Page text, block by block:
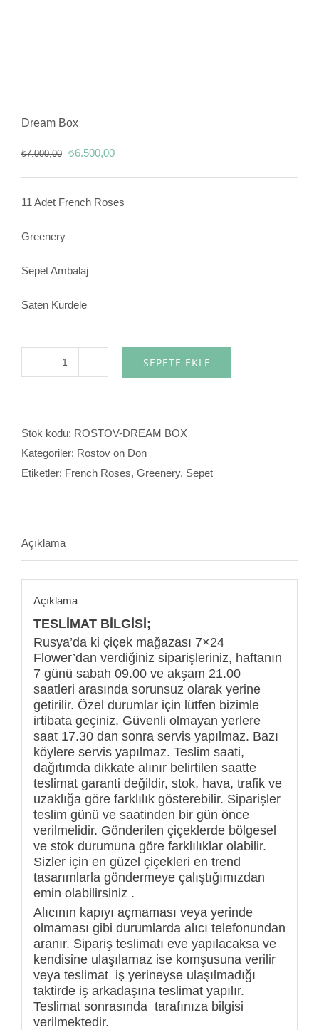
Dream Box
₺7.000,00 Orijinal
₺6.500,00Şu
11 Adet French Roses
Greenery
Sepet Ambalaj
Saten Kurdele
SEPETE EKLE
Stok kodu: ROSTOV-DREAM BOX
Kategoriler: Rostov on Don
Etiketler: French Roses, Greenery, Sepet
Açıklama
Açıklama
TESLİMAT BİLGİSİ;
Rusya’da ki çiçek mağazası 7×24
Flower’dan verdiğiniz siparişleriniz, haftanın
7 günü sabah 09.00 ve akşam 21.00
saatleri arasında sorunsuz olarak yerine
getirilir. Özel durumlar için lütfen bizimle
irtibata geçiniz. Güvenli olmayan yerlere
saat 17.30 dan sonra servis yapılmaz. Bazı
köylere servis yapılmaz. Teslim saati,
dağıtımda dikkate alınır belirtilen saatte
teslimat garanti değildir, stok, hava, trafik ve
uzaklığa göre farklılık gösterebilir. Siparişler
teslim günü ve saatinden bir gün önce
verilmelidir. Gönderilen çiçeklerde bölgesel
ve stok durumuna göre farklılıklar olabilir.
Sizler için en güzel çiçekleri en trend
tasarımlarla göndermeye çalıştığımızdan
emin olabilirsiniz .
Alıcının kapıyı açmaması veya yerinde
olmaması gibi durumlarda alıcı telefonundan
aranır. Sipariş teslimatı eve yapılacaksa ve
kendisine ulaşılamaz ise komşusuna verilir
veya teslimat iş yerineyse ulaşılmadığı
taktirde iş arkadaşına teslimat yapılır.
Teslimat sonrasında tarafınıza bilgisi
verilmektedir.